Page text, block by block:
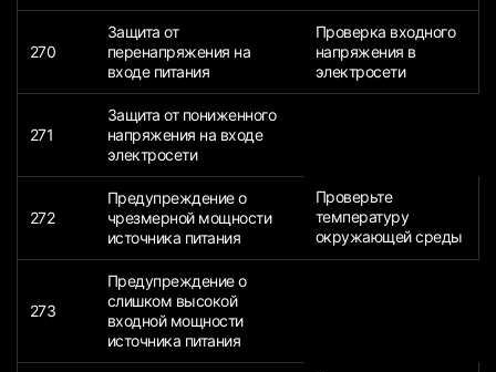
270
Защита от
перенапряжения на
входе питания
Проверка входного
напряжения в
электросети
271
Защита от пониженного
напряжения на входе
электросети
272
Предупреждение о
чрезмерной мощности
источника питания
Проверьте
температуру
окружающей среды
273
Предупреждение о
слишком высокой
входной мощности
источника питания